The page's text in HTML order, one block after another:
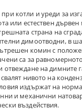
котли и уреди за
или естествен
страна на
димоотводни, в
комин с
са за
отвеждане на димните
нивото на
издържат на
и механични
въздействия.